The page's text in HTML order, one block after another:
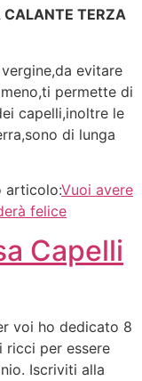
CALANTE TERZA
evitare
permette di
capelli,inoltre le
di lunga
articolo:Vuoi avere
felice
Capelli
voi ho dedicato 8
ricci per essere
Iscriviti alla